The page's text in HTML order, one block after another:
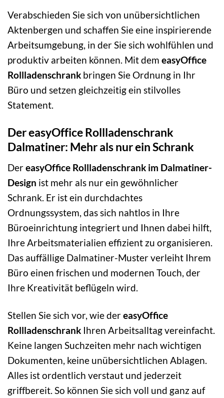
Verabschieden Sie sich von unübersichtlichen
Aktenbergen und schaffen Sie eine inspirierende
Arbeitsumgebung, in der Sie sich wohlfühlen und
produktiv arbeiten können. Mit dem easyOffice
Rollladenschrank bringen Sie Ordnung in Ihr
Büro und setzen gleichzeitig ein stilvolles
Statement.
Der easyOffice Rollladenschrank
Dalmatiner: Mehr als nur ein Schrank
DereasyOffice Rollladenschrank im Dalmatiner-
Design ist mehr als nur ein gewöhnlicher
Schrank. Er ist ein durchdachtes
Ordnungssystem, das sich nahtlos in Ihre
Büroeinrichtung integriert und Ihnen dabei hilft,
Ihre Arbeitsmaterialien effizient zu organisieren.
Das auffällige Dalmatiner-Muster verleiht Ihrem
Büro einen frischen und modernen Touch, der
Ihre Kreativität beflügeln wird.
Stellen Sie sich vor, wie dereasyOffice
Rollladenschrank Ihren Arbeitsalltag vereinfacht.
Keine langen Suchzeiten mehr nach wichtigen
Dokumenten, keine unübersichtlichen Ablagen.
Alles ist ordentlich verstaut und jederzeit
griffbereit. So können Sie sich voll und ganz auf